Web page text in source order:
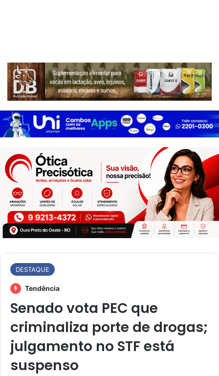
DESTAQUE
Tendência
Senado vota PEC que
criminaliza porte de drogas;
julgamento no STF está
suspenso